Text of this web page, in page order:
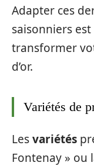
Adapter ces
saisonniers
transformer
d’or.
Variétés de
Lesvariétés
Fontenay » ou